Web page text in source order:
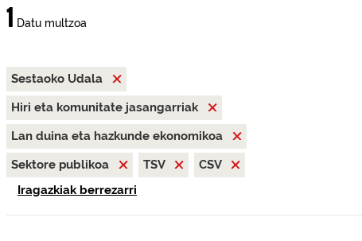
1 Datu multzoa
Sestaoko Udala
Hiri eta komunitate jasangarriak
Lan duina eta hazkunde ekonomikoa
Sektore publikoa
TSV
CSV
Iragazkiak berrezarri